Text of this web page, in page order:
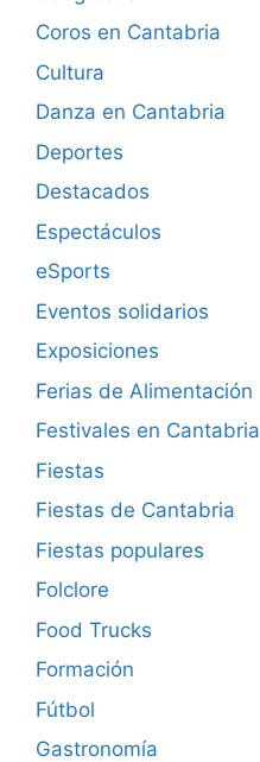
Coros en Cantabria
Cultura
Danza en Cantabria
Deportes
Destacados
Espectáculos
eSports
Eventos solidarios
Exposiciones
Ferias de Alimentación
Festivales en Cantabria
Fiestas
Fiestas de Cantabria
Fiestas populares
Folclore
Food Trucks
Formación
Fútbol
Gastronomía